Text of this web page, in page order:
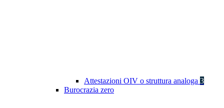
Attestazioni OIV o struttura analoga 3
Burocrazia zero